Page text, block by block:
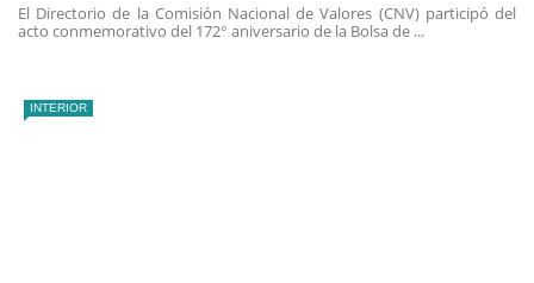
El Directorio de la Comisión Nacional de Valores (CNV) participó del
acto conmemorativo del 172° aniversario de la Bolsa de ...
INTERIOR